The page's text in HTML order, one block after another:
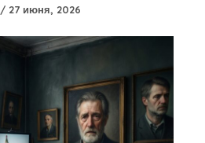
/ 27 июня, 2026